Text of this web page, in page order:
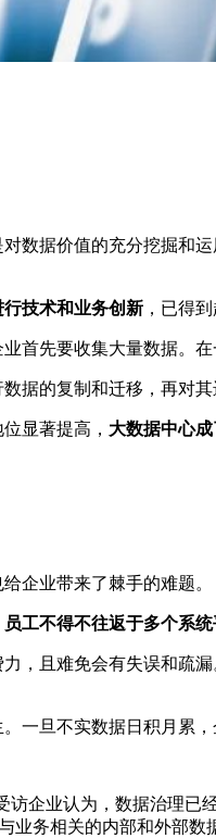
数据价值的充分挖掘和
技术和业务创新 ，已得
首先要收集大量数据。
据的复制和迁移，再对
显著提高， 大数据中心
企业带来了棘手的难题。
员工不得不往返于多个系
，且难免会有失误和疏
一旦不实数据日积月累
访企业认为，数据治理
务相关的内部和外部数